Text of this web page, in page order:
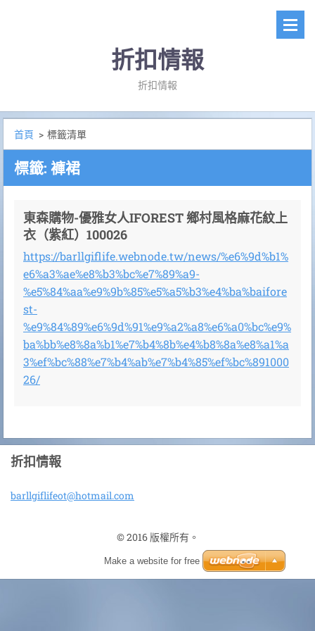
折扣情報
折扣情報
首頁 > 標籤清單
標籤: 褲裙
東森購物-優雅女人IFOREST 鄉村風格麻花紋上
衣（紫紅）100026
https://barllgiflife.webnode.tw/news/%e6%9d%b1%
e6%a3%ae%e8%b3%bc%e7%89%a9-
%e5%84%aa%e9%9b%85%e5%a5%b3%e4%ba%baifore
st-
%e9%84%89%e6%9d%91%e9%a2%a8%e6%a0%bc%e9%
ba%bb%e8%8a%b1%e7%b4%8b%e4%b8%8a%e8%a1%a
3%ef%bc%88%e7%b4%ab%e7%b4%85%ef%bc%891000
26/
折扣情報
barllgiflifeot@hotmail.com
© 2016 版權所有。
Make a website for free